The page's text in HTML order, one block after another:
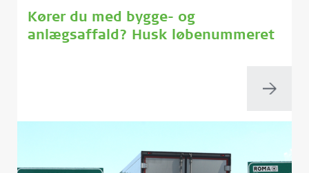
Kører du med bygge- og
anlægsaffald? Husk løbenummeret